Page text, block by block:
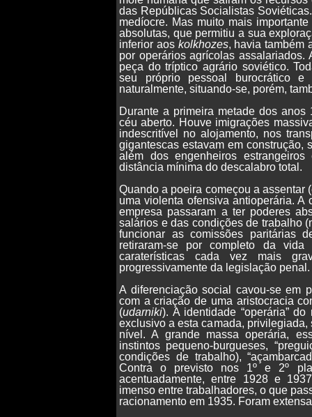
das Repúblicas Socialistas
medíocre. Mas muito mais
absolutas, que permitiu a sua
inferior aos kolkhozes, havia também
por operários agrícolas
peça do tríptico agrário soviético.
seu próprio pessoal burocrático
naturalmente, situando-se, porém,
Durante a primeira metade dos
céu aberto. Houve imigrações
indescritível no alojamento, nos
gigantescas estavam em construção,
além dos engenheiros
distância mínima do descalabro total.
Quando a poeira começou a assentar
uma violenta ofensiva antioperária.
empresa passaram a ter poderes
salários e das condições de trabalho
funcionar as comissões paritárias
retiraram-se por completo da
caraterísticas cada vez mais
progressivamente da legislação penal.
A diferenciação social cavou-se em
com a criação de uma aristocracia
(udarniki). A identidade “operária”
exclusivo a esta camada,
nível. A grande massa operária,
instintos pequeno-burgueses,
condições de trabalho),
Contra o previsto nos 1º e 2º
acentuadamente, entre 1928 e
imenso entre trabalhadores, o que
racionamento em 1935. Foram